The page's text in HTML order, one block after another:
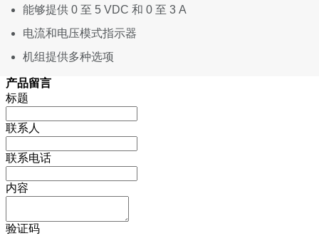
能够提供 0 至 5 VDC 和 0 至 3 A
电流和电压模式指示器
机组提供多种选项
产品留言
标题
联系人
联系电话
内容
验证码